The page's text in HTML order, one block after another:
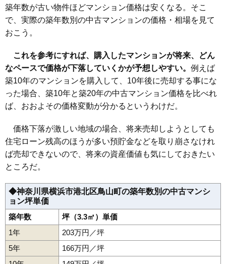
マンションナビで
無料一括査定をする
ライフレビュー新横浜ウエスト
住所 神奈川県横浜市港北区鳥山町
交通
小机駅（14分）、片倉町駅（19分）、岸根公園駅
（20分）
相場 3,840万円～4,140万円
(48.0万円/㎡~51.8万円/㎡)
マンションナビで
無料一括査定をする
新横浜フラワーマンション
交通 小机駅（10分）
相場 1,770万円～1,970万円
(34.7万円/㎡~38.6万円/㎡)
マンションナビで
無料一括査定をする
築年数が古い物件ほどマンション価格は安くなる。そこ
で、実際の築年数別の中古マンションの価格・相場を見て
おこう。
これを参考にすれば、購入したマンションが将来、どん
なペースで価格が下落していくかが予想しやすい。 例えば
築10年のマンションを購入して、10年後に売却する事にな
った場合、築10年と築20年の中古マンション価格を比べれ
ば、おおよその価格変動が分かるというわけだ。
価格下落が激しい地域の場合、将来売却しようとしても
住宅ローン残高のほうが多い預貯金などを取り崩さなけれ
ば売却できないので、将来の資産価値も気にしておきたい
ところだ。
◆神奈川県横浜市港北区鳥山町の築年数別の中古マンシ
ョン坪単価
築年数
坪（3.3㎡）単価
1年
203万円／坪
5年
166万円／坪